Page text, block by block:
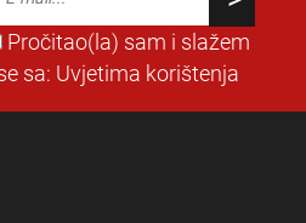
Pročitao(la) sam i slažem
sa: Uvjetima korištenja